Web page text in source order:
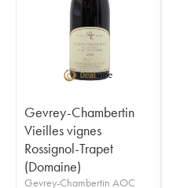
Gevrey-Chambertin
Vieilles vignes
Rossignol-Trapet
(Domaine)
Gevrey-Chambertin AOC